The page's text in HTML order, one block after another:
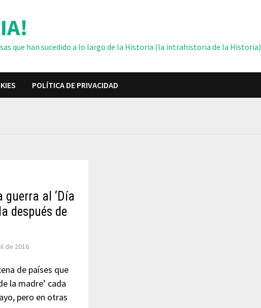
que han sucedido a lo largo de la Historia (la intrahistoria de la Historia)
POLÍTICA DE PRIVACIDAD
guerra al ‘Día
después de
de 2016
de países que
la madre’ cada
pero en otras